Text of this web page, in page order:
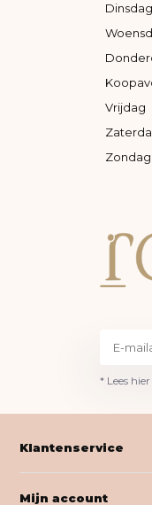
Dinsdag
Vrijdag
Zondag
* Lees
Klantenservice
Mijn account